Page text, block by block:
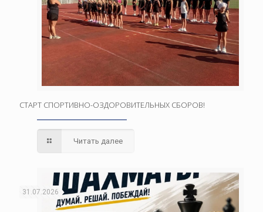
СТАРТ СПОРТИВНО-ОЗДОРОВИТЕЛЬНЫХ СБОРОВ!
Читать далее
31.07.2026